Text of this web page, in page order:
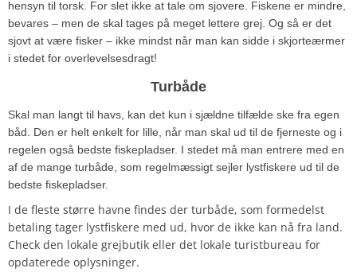
hensyn til torsk. For slet ikke at tale om sjovere. Fiskene er mindre,
bevares – men de skal tages på meget lettere grej. Og så er det
sjovt at være fisker – ikke mindst når man kan sidde i skjorteærmer
i stedet for overlevelsesdragt!
Turbåde
Skal man langt til havs, kan det kun i sjældne tilfælde ske fra egen
båd. Den er helt enkelt for lille, når man skal ud til de fjerneste og i
regelen også bedste fiskepladser. I stedet må man entrere med en
af de mange turbåde, som regelmæssigt sejler lystfiskere ud til de
bedste fiskepladser.
I de fleste større havne findes der turbåde, som formedelst
betaling tager lystfiskere med ud, hvor de ikke kan nå fra land.
Check den lokale grejbutik eller det lokale turistbureau for
opdaterede oplysninger.